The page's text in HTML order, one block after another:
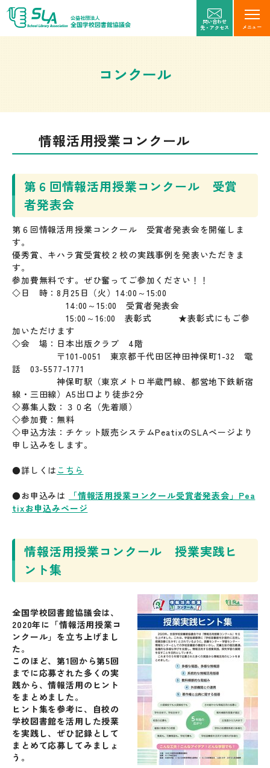
メニュー
問い合わせ
先・アクセス
コンクール
情報活用授業コンクール
第６回情報活用授業コンクール 受賞
者発表会
第６回情報活用授業コンクール 受賞者発表会を開催しま
す。
優秀賞、キハラ賞受賞校２校の実践事例を発表いただきま
す。
参加費無料です。ぜひ奮ってご参加ください！！
◇日 時：8月25日（火）14:00～15:00
14:00～15:00 受賞者発表会
15:00～16:00 表彰式 ★表彰式にもご参
加いただけます
◇会 場：日本出版クラブ 4階
〒101-0051 東京都千代田区神田神保町1-32 電
話 03-5577-1771
神保町駅（東京メトロ半蔵門線、都営地下鉄新宿
線・三田線）A5出口より徒歩2分
◇募集人数：３０名（先着順）
◇参加費：無料
◇申込方法：チケット販売システムPeatixのSLAページより
申し込みをします。
●詳しくは こちら
●お申込みは
「情報活用授業コンクール受賞者発表会」Pea
tixお申込みページ
情報活用授業コンクール 授業実践ヒ
ント集
全国学校図書館協議会は、
2020年に「情報活用授業コ
ンクール」を立ち上げまし
た。
このほど、第1回から第5回
までに応募された多くの実
践から、情報活用のヒント
をまとめました。
ヒント集を参考に、自校の
学校図書館を活用した授業
を実践し、ぜひ記録として
まとめて応募してみましょ
う。